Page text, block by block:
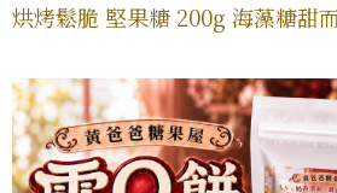
烘烤鬆脆 堅果糖 200g 海藻糖甜